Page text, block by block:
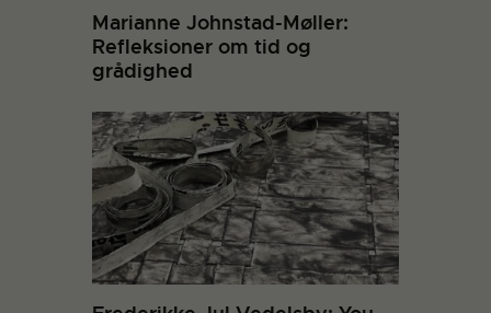
Marianne Johnstad-Møller:
Refleksioner om tid og
grådighed